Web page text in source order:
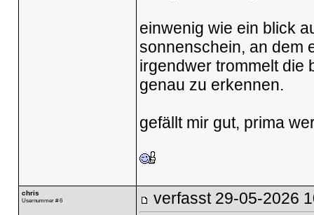
einwenig wie ein blick
sonnenschein, an dem
irgendwer trommelt die
genau zu erkennen.
gefällt mir gut, prima
chris
Usernummer # 6 verfasst 29-05-2026